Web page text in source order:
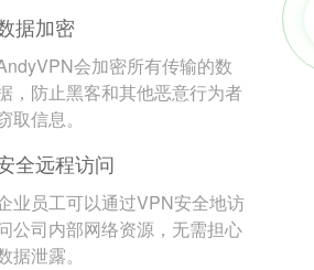
据加密
会加密所有传输的数
，防止黑客和其他恶意行为者
取信息。
全远程访问
业员工可以通过VPN安全地访
公司内部网络资源，无需担心
据泄露。